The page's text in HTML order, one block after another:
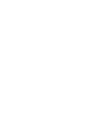
смешные истории, клипы!
карикатуры, шаржи, стихи,